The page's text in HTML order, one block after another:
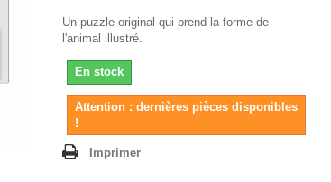
Un puzzle original qui prend la forme de
l'animal illustré.
En stock
Attention : dernières pièces disponibles
!
Imprimer